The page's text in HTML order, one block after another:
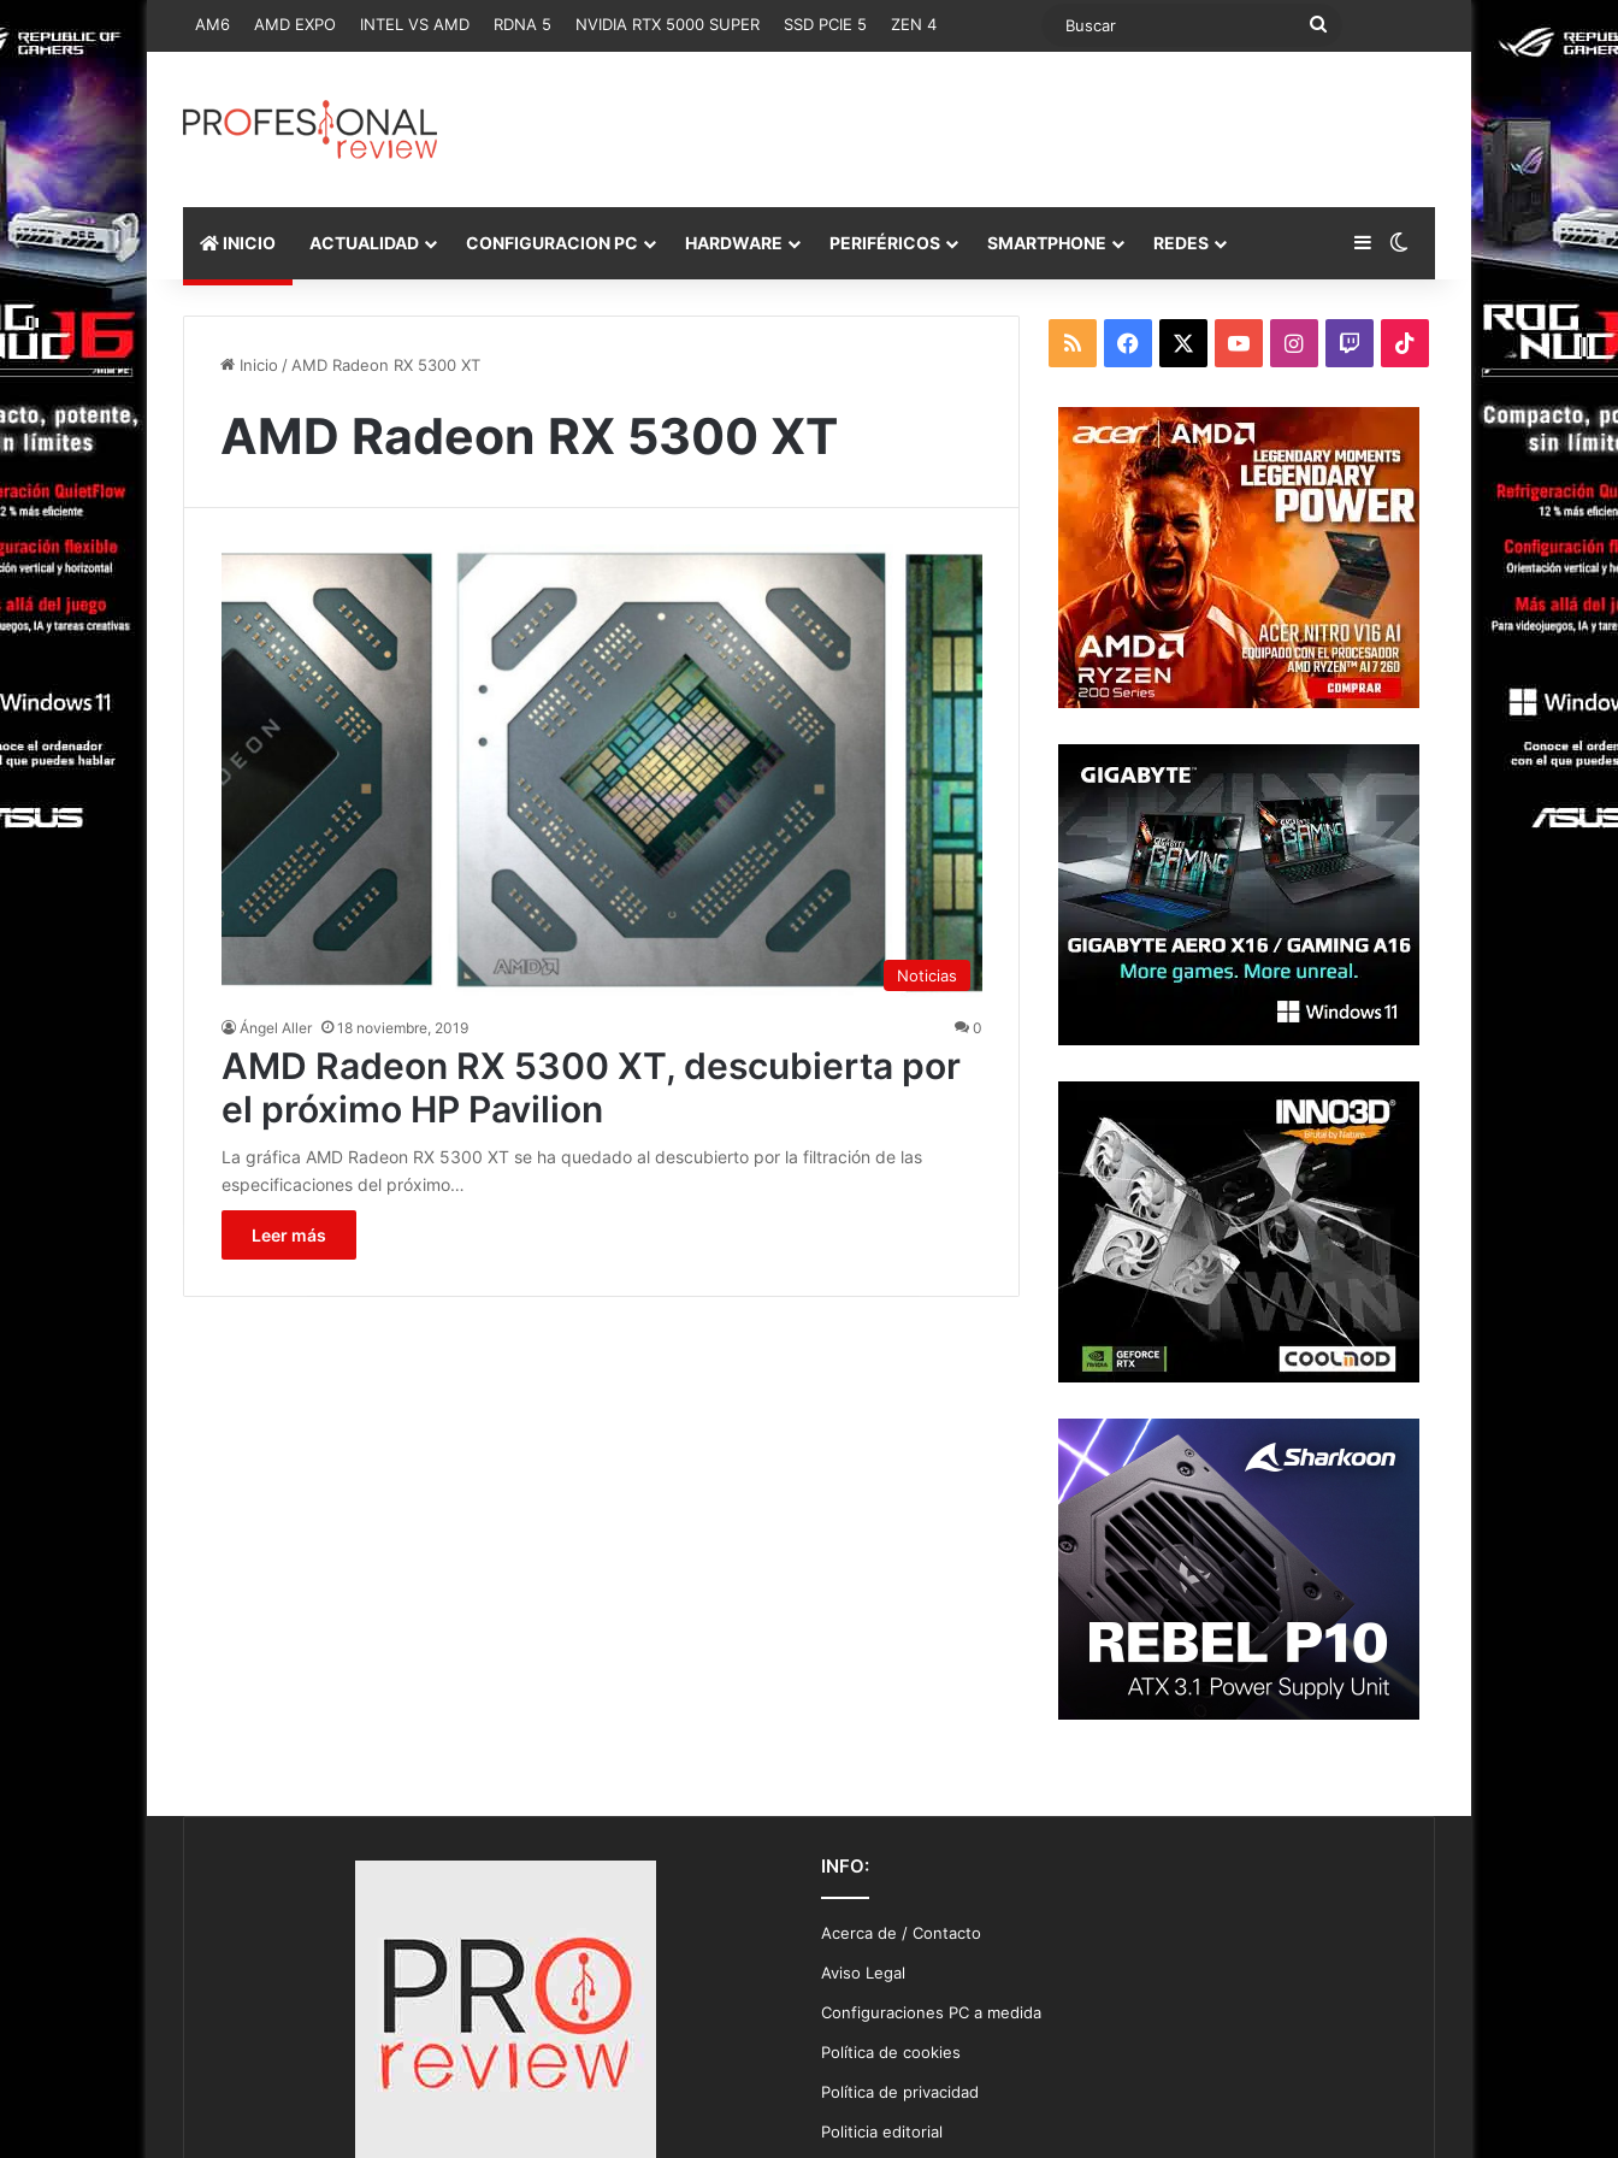
AM6 AMD EXPO INTEL VS AMD RDNA 5 NVIDIA RTX 5000 SUPER SSD PCIE 5 ZEN 4 Buscar
INICIO ACTUALIDAD CONFIGURACION PC HARDWARE PERIFÉRICOS SMARTPHONE REDES Barra lateral
Switch skin
Inicio / AMD Radeon RX 5300 XT
AMD Radeon RX 5300 XT
Noticias
Ángel Aller 18 noviembre, 2019 0
AMD Radeon RX 5300 XT, descubierta por
el próximo HP Pavilion
La gráfica AMD Radeon RX 5300 XT se ha quedado al descubierto por la filtración de las
especificaciones del próximo…
Leer más
RSS Facebook YouTubeInstagram
TwitchTikTok
INFO:
Acerca de / Contacto
Aviso Legal
Configuraciones PC a medida
Política de cookies
Política de privacidad
Politicia editorial